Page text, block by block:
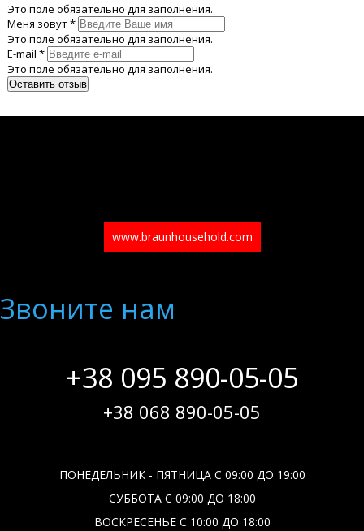
Это поле обязательно для заполнения.
Меня зовут *
Это поле обязательно для заполнения.
E-mail *
Это поле обязательно для заполнения.
www.braunhousehold.com
Звоните нам
+38 095 890-05-05
+38 068 890-05-05
ПОНЕДЕЛЬНИК - ПЯТНИЦА С 09:00 ДО 19:00
СУББОТА С 09:00 ДО 18:00
ВОСКРЕСЕНЬЕ С 10:00 ДО 18:00